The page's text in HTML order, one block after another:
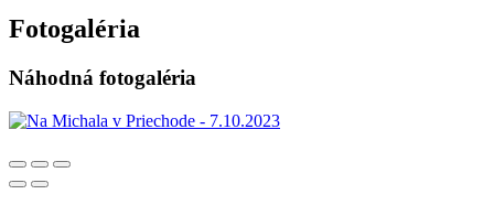
Fotogaléria
Náhodná fotogaléria